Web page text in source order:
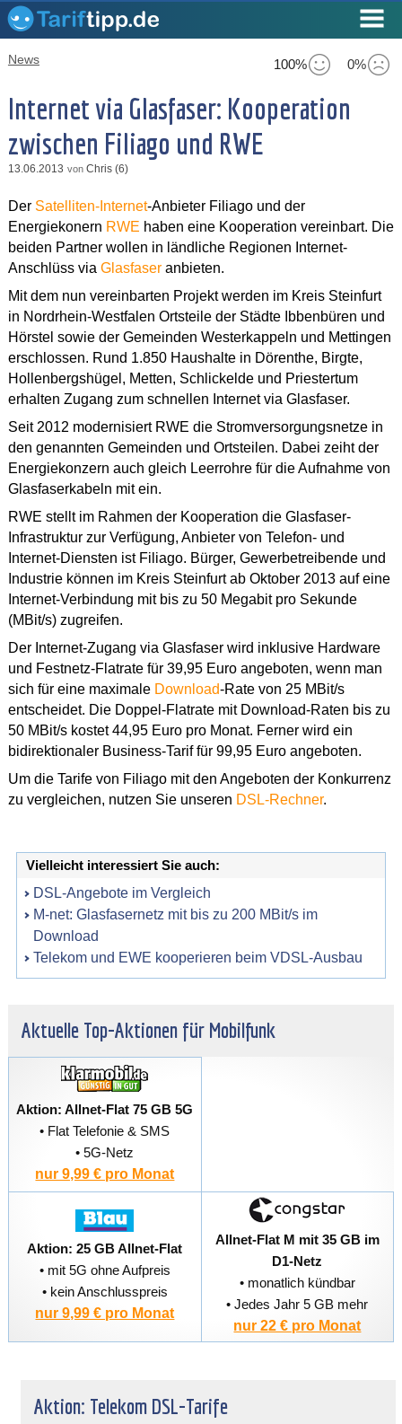
100% 0%
News
Internet via Glasfaser: Kooperation
zwischen Filiago und RWE
13.06.2013 von Chris (6)
Der Satelliten-Internet-Anbieter Filiago und der
Energiekonern RWE haben eine Kooperation vereinbart. Die
beiden Partner wollen in ländliche Regionen Internet-
Anschlüss via Glasfaseranbieten.
Mit dem nun vereinbarten Projekt werden im Kreis Steinfurt
in Nordrhein-Westfalen Ortsteile der Städte Ibbenbüren und
Hörstel sowie der Gemeinden Westerkappeln und Mettingen
erschlossen. Rund 1.850 Haushalte in Dörenthe, Birgte,
Hollenbergshügel, Metten, Schlickelde und Priestertum
erhalten Zugang zum schnellen Internet via Glasfaser.
Seit 2012 modernisiert RWE die Stromversorgungsnetze in
den genannten Gemeinden und Ortsteilen. Dabei zeiht der
Energiekonzern auch gleich Leerrohre für die Aufnahme von
Glasfaserkabeln mit ein.
RWE stellt im Rahmen der Kooperation die Glasfaser-
Infrastruktur zur Verfügung, Anbieter von Telefon- und
Internet-Diensten ist Filiago. Bürger, Gewerbetreibende und
Industrie können im Kreis Steinfurt ab Oktober 2013 auf eine
Internet-Verbindung mit bis zu 50 Megabit pro Sekunde
(MBit/s) zugreifen.
Der Internet-Zugang via Glasfaser wird inklusive Hardware
und Festnetz-Flatrate für 39,95 Euro angeboten, wenn man
sich für eine maximale Download-Rate von 25 MBit/s
entscheidet. Die Doppel-Flatrate mit Download-Raten bis zu
50 MBit/s kostet 44,95 Euro pro Monat. Ferner wird ein
bidirektionaler Business-Tarif für 99,95 Euro angeboten.
Um die Tarife von Filiago mit den Angeboten der Konkurrenz
zu vergleichen, nutzen Sie unseren DSL-Rechner.
Vielleicht interessiert Sie auch:
DSL-Angebote im Vergleich
M-net: Glasfasernetz mit bis zu 200 MBit/s im
Download
Telekom und EWE kooperieren beim VDSL-Ausbau
Aktuelle Top-Aktionen für Mobilfunk
Aktion: Allnet-Flat 75 GB 5G
• Flat Telefonie & SMS
• 5G-Netz
nur 9,99 € pro Monat
Aktion: 25 GB Allnet-Flat
• mit 5G ohne Aufpreis
• kein Anschlusspreis
nur 9,99 € pro Monat
Allnet-Flat M mit 35 GB im
D1-Netz
• monatlich kündbar
• Jedes Jahr 5 GB mehr
nur 22 € pro Monat
Aktion: Telekom DSL-Tarife